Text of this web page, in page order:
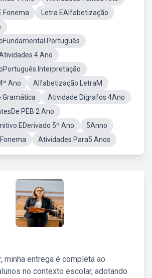
Fonema
Letra EAlfabetização
Português
4 Ano
Interpretação
Ano
Alfabetização LetraM
Gramática
Atividade Dígrafos 4Ano
PEB 2 Ano
EDerivado 5º Ano
5Anno
Atividades Para5 Anos
minha entrega é completa ao
no contexto escolar, adotando